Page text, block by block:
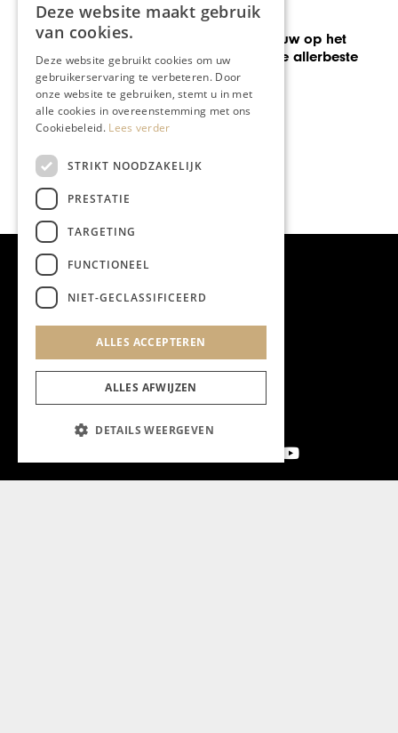
WIJNEN
Clos d’Opleeuw op het
niveau van de allerbeste
Bourgognes
Deze website maakt gebruik
van cookies.
Deze website gebruikt cookies om uw
gebruikerservaring te verbeteren. Door
onze website te gebruiken, stemt u in met
alle cookies in overeenstemming met ons
Cookiebeleid. Lees verder
STRIKT NOODZAKELIJK
PRESTATIE
TARGETING
FUNCTIONEEL
NIET-GECLASSIFICEERD
ALLES ACCEPTEREN
ALLES AFWIJZEN
DETAILS WEERGEVEN